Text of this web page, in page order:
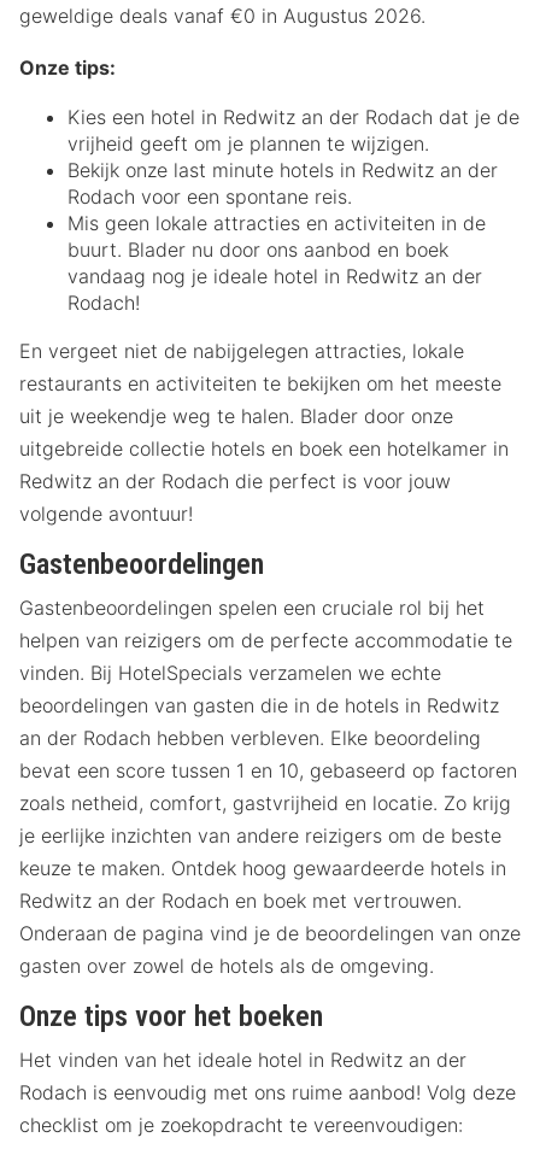
geweldige deals vanaf €0 in Augustus 2026.
Onze tips:
Kies een hotel in Redwitz an der Rodach dat je de
vrijheid geeft om je plannen te wijzigen.
Bekijk onze last minute hotels in Redwitz an der
Rodach voor een spontane reis.
Mis geen lokale attracties en activiteiten in de
buurt. Blader nu door ons aanbod en boek
vandaag nog je ideale hotel in Redwitz an der
Rodach!
En vergeet niet de nabijgelegen attracties, lokale
restaurants en activiteiten te bekijken om het meeste
uit je weekendje weg te halen. Blader door onze
uitgebreide collectie hotels en boek een hotelkamer in
Redwitz an der Rodach die perfect is voor jouw
volgende avontuur!
Gastenbeoordelingen
Gastenbeoordelingen spelen een cruciale rol bij het
helpen van reizigers om de perfecte accommodatie te
vinden. Bij HotelSpecials verzamelen we echte
beoordelingen van gasten die in de hotels in Redwitz
an der Rodach hebben verbleven. Elke beoordeling
bevat een score tussen 1 en 10, gebaseerd op factoren
zoals netheid, comfort, gastvrijheid en locatie. Zo krijg
je eerlijke inzichten van andere reizigers om de beste
keuze te maken. Ontdek hoog gewaardeerde hotels in
Redwitz an der Rodach en boek met vertrouwen.
Onderaan de pagina vind je de beoordelingen van onze
gasten over zowel de hotels als de omgeving.
Onze tips voor het boeken
Het vinden van het ideale hotel in Redwitz an der
Rodach is eenvoudig met ons ruime aanbod! Volg deze
checklist om je zoekopdracht te vereenvoudigen: